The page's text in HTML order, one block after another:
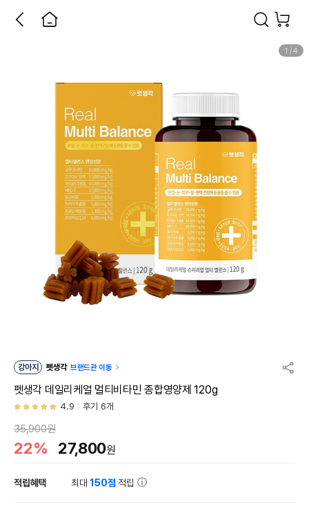
1 /4
강아지 펫생각 브랜드관 이동
펫생각 데일리케얼 멀티비타민 종합영양제 120g
4.9 후기 6개
35,900원
22% 27,800원
적립혜택 최대150점 적립